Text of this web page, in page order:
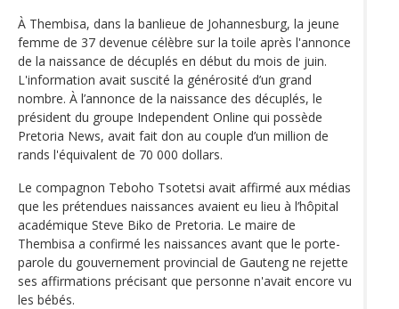
À Thembisa, dans la banlieue de Johannesburg, la jeune
femme de 37 devenue célèbre sur la toile après l'annonce
de la naissance de décuplés en début du mois de juin.
L'information avait suscité la générosité d’un grand
nombre. À l’annonce de la naissance des décuplés, le
président du groupe Independent Online qui possède
Pretoria News, avait fait don au couple d’un million de
rands l'équivalent de 70 000 dollars.
Le compagnon Teboho Tsotetsi avait affirmé aux médias
que les prétendues naissances avaient eu lieu à l’hôpital
académique Steve Biko de Pretoria. Le maire de
Thembisa a confirmé les naissances avant que le porte-
parole du gouvernement provincial de Gauteng ne rejette
ses affirmations précisant que personne n'avait encore vu
les bébés.